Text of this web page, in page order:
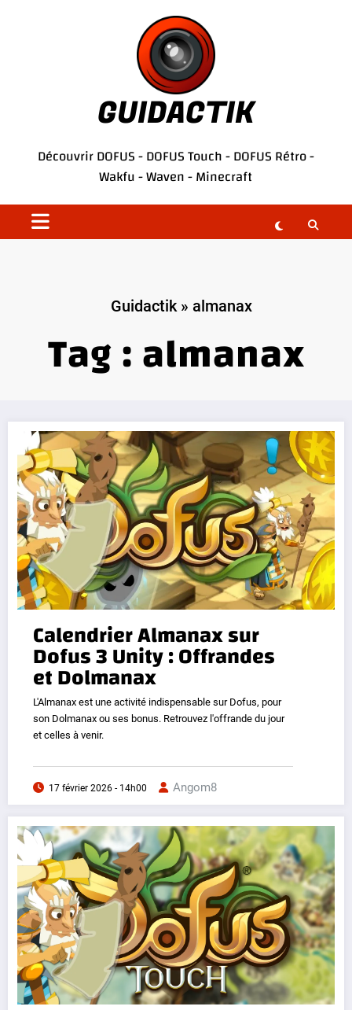
GUIDACTIK
DécouvrirDOFUS-DOFUS Touch-DOFUS Rétro-
Wakfu-Waven-Minecraft
Guidactik» almanax
Tag : almanax
Calendrier Almanax sur
Dofus 3 Unity : Offrandes
et Dolmanax
L'Almanax est une activité indispensable sur Dofus, pour
son Dolmanax ou ses bonus. Retrouvez l'offrande du jour
et celles à venir.
17 février 2026 - 14h00 Angom8